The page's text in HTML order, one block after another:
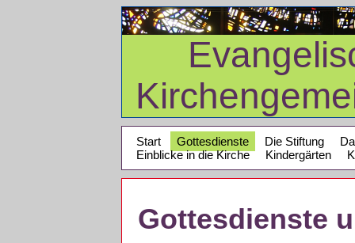
Start Gottesdienste Die Stiftung
Einblicke in die Kirche
Kindergärten
Gottesdienste